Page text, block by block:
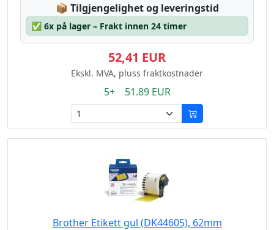
📦 Lagerstatus:
Tilgjengelighet og leveringstid
✅ 6x på lager – Frakt innen 24 timer
52,41 EUR
Ekskl. MVA, pluss fraktkostnader
5+ 51.89 EUR
Brother Etikett gul (DK44605), 62mm